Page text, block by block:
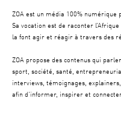
ZOA est un média 100% numérique
Sa vocation est de raconter
la font agir et réagir à travers des
ZOA propose des contenus qui
sport, société, santé,
interviews, témoignages,
afin d’informer, inspirer et